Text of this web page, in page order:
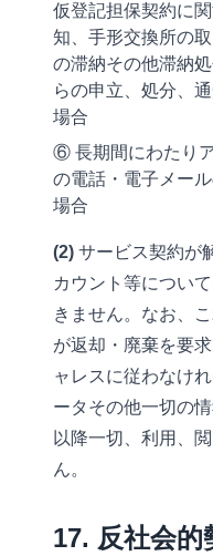
仮登記担保契約に
知、手形交換所の
の滞納その他滞納
らの申立、処分、
場合
⑥ 長期間にわたり
の電話・電子メー
場合
(2) サービス契約が
カウント等につい
きません。なお、
が返却・廃棄を要
ャレスに従わなけ
ータその他一切の
以降一切、利用、
ん。
17. 反社会